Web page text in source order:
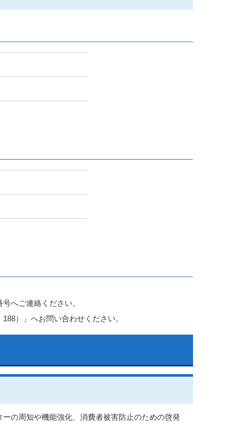
へご連絡ください。
）」へお問い合わせください。
の周知や機能強化、消費者被害防止のための啓発